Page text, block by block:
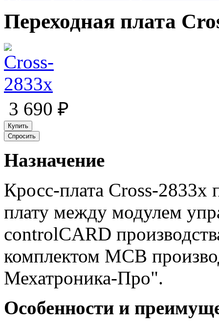
Переходная плата
3 690 ₽
Купить
Спросить
Назначение
Кросс-плата Cross-2833x
плату между модулем
controlCARD
комплектом MCB
Мехатроника-Про".
Особенности и